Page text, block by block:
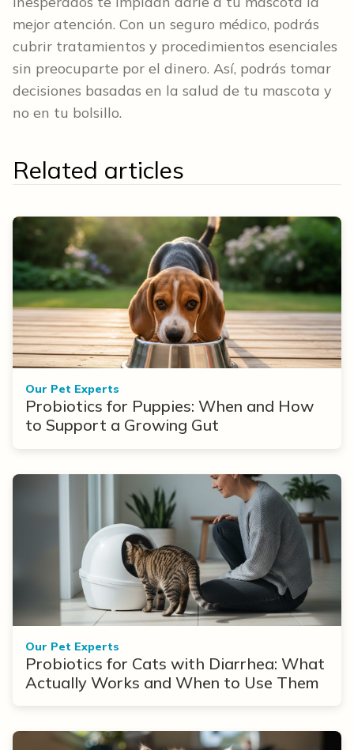
mejor atención. Con un seguro médico, podrás
cubrir tratamientos y procedimientos esenciales
sin preocuparte por el dinero. Así, podrás tomar
decisiones basadas en la salud de tu mascota y
no en tu bolsillo.
Related articles
Our Pet Experts
Probiotics for Puppies: When and How
to Support a Growing Gut
Our Pet Experts
Probiotics for Cats with Diarrhea: What
Actually Works and When to Use Them